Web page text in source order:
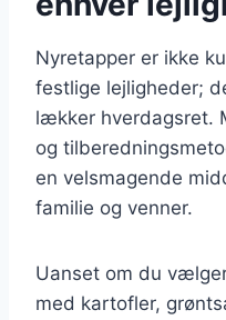
Nyretapper er ikke
festlige lejligheder;
lækker hverdagsret.
og
en velsmagende
familie og venner.
Uanset om du
med kartofler,